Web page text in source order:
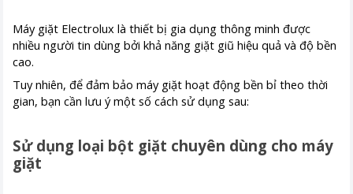
Máy giặt Electrolux là thiết bị gia dụng thông minh được
nhiều người tin dùng bởi khả năng giặt giũ hiệu quả và độ bền
cao.
Tuy nhiên, để đảm bảo máy giặt hoạt động bền bỉ theo thời
gian, bạn cần lưu ý một số cách sử dụng sau:
Sử dụng loại bột giặt chuyên dùng cho máy
giặt